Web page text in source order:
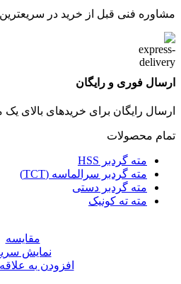
مشاوره فنی قبل از خرید در
ارسال فوری و رایگان
ارسال رایگان برای خریدهای بالای یک
تمام محصولات
مته گردبر HSS
مته گردبر سرالماسه (TCT)
مته گردبر دستی
مته ته کونیک
مقايسه
نمایش
افزودن به